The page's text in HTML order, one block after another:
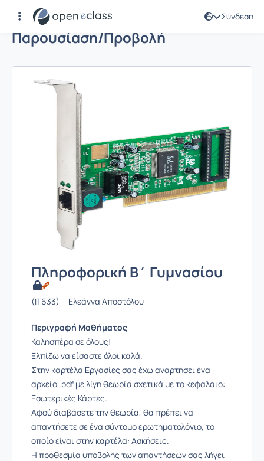
Σύνδεση
Παρουσίαση/Προβολή
Πληροφορική Β΄ Γυμνασίου
(IT633) - Ελεάννα Αποστόλου
Περιγραφή Μαθήματος
Καλησπέρα σε όλους!
Ελπίζω να είσαστε όλοι καλά.
Στην καρτέλα Εργασίες σας έχω αναρτήσει ένα
αρχείο .pdf με λίγη θεωρία σχετικά με το κεφάλαιο:
Εσωτερικές Κάρτες.
Αφού διαβάσετε την θεωρία, θα πρέπει να
απαντήσετε σε ένα σύντομο ερωτηματολόγιο, το
οποίο είναι στην καρτέλα: Ασκήσεις.
Η προθεσμία υποβολής των απαντήσεών σας λήγει